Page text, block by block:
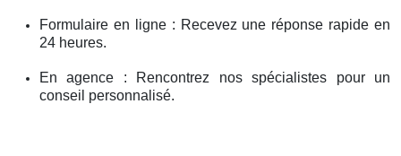
Formulaire en ligne : Recevez une réponse rapide en
24 heures.
En agence : Rencontrez nos spécialistes pour un
conseil personnalisé.